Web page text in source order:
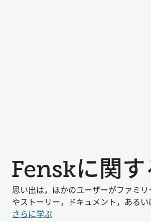
Fenskに関
思い出は，ほかのユーザーがファミ
やストーリー，ドキュメント，ある
さらに学ぶ